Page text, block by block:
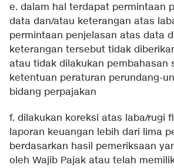
e. dalam hal terdapat permintaan
data dan/atau keterangan atas
permintaan penjelasan atas data
keterangan tersebut tidak
atau tidak dilakukan pembahasan
ketentuan peraturan perundang-
bidang perpajakan
f. dilakukan koreksi atas laba/rugi
laporan keuangan lebih dari lima
berdasarkan hasil pemeriksaan
oleh Wajib Pajak atau telah